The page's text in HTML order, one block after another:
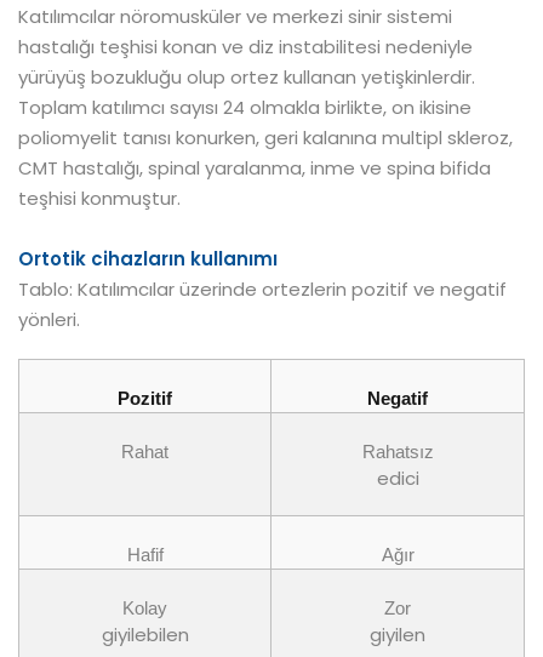
Katılımcılar nöromusküler ve merkezi sinir sistemi
hastalığı teşhisi konan ve diz instabilitesi nedeniyle
yürüyüş bozukluğu olup ortez kullanan yetişkinlerdir.
Toplam katılımcı sayısı 24 olmakla birlikte, on ikisine
poliomyelit tanısı konurken, geri kalanına multipl skleroz,
CMT hastalığı, spinal yaralanma, inme ve spina bifida
teşhisi konmuştur.
Ortotik cihazların kullanımı
Tablo: Katılımcılar üzerinde ortezlerin pozitif ve negatif
yönleri.
Pozitif Negatif
Rahat Rahatsız
edici
Hafif Ağır
Kolay
giyilebilen
Zor
giyilen